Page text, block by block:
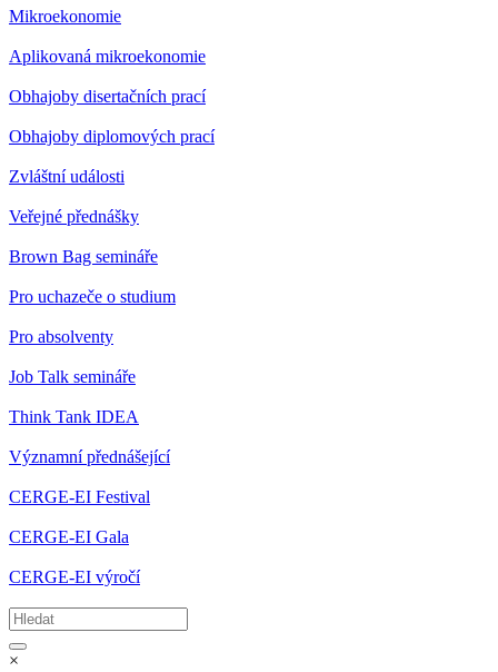
Mikroekonomie
Aplikovaná mikroekonomie
Obhajoby disertačních prací
Obhajoby diplomových prací
Zvláštní události
Veřejné přednášky
Brown Bag semináře
Pro uchazeče o studium
Pro absolventy
Job Talk semináře
Think Tank IDEA
Významní přednášející
CERGE-EI Festival
CERGE-EI Gala
CERGE-EI výročí
×